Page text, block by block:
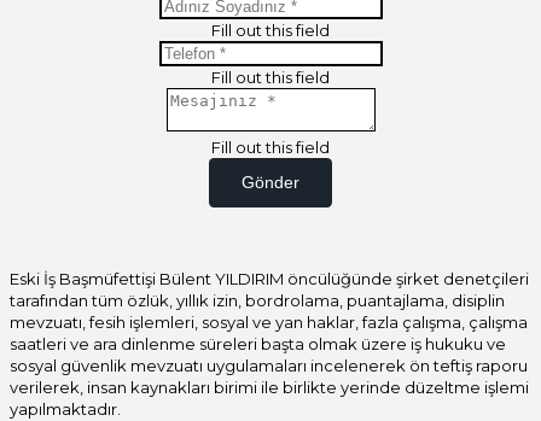
Fill out this field
Fill out this field
Fill out this field
Gönder
Eski İş Başmüfettişi Bülent YILDIRIM öncülüğünde şirket denetçileri
tarafından tüm özlük, yıllık izin, bordrolama, puantajlama, disiplin
mevzuatı, fesih işlemleri, sosyal ve yan haklar, fazla çalışma, çalışma
saatleri ve ara dinlenme süreleri başta olmak üzere iş hukuku ve
sosyal güvenlik mevzuatı uygulamaları incelenerek ön teftiş raporu
verilerek, insan kaynakları birimi ile birlikte yerinde düzeltme işlemi
yapılmaktadır.